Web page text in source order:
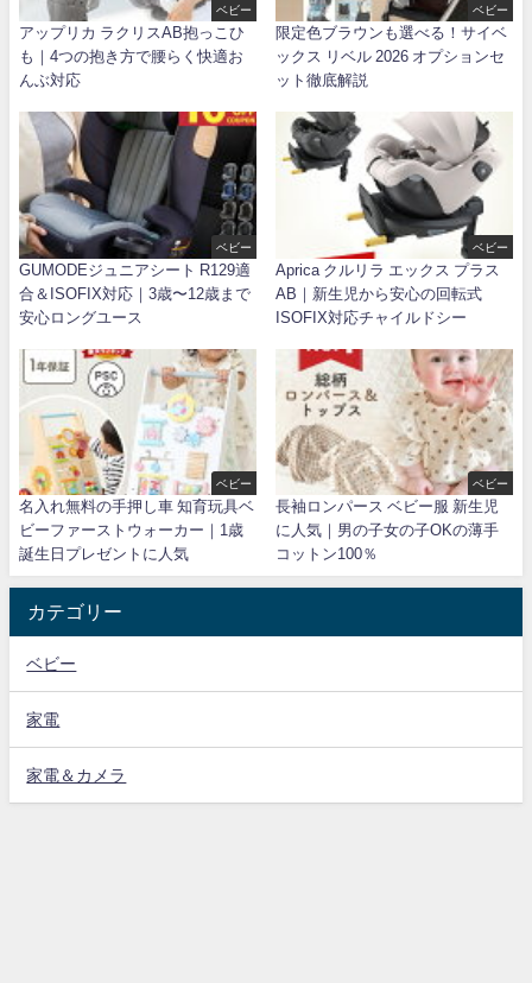
ベビー
アップリカ ラクリスAB抱っこひ
も｜4つの抱き方で腰らく快適お
んぶ対応
ベビー
限定色ブラウンも選べる！サイベ
ックス リベル 2026 オプションセ
ット徹底解説
ベビー
GUMODEジュニアシート R129適
合＆ISOFIX対応｜3歳〜12歳まで
安心ロングユース
ベビー
Aprica クルリラ エックス プラス
AB｜新生児から安心の回転式
ISOFIX対応チャイルドシー
ベビー
名入れ無料の手押し車 知育玩具ベ
ビーファーストウォーカー｜1歳
誕生日プレゼントに人気
ベビー
長袖ロンパース ベビー服 新生児
に人気｜男の子女の子OKの薄手
コットン100％
カテゴリー
ベビー
家電
家電＆カメラ